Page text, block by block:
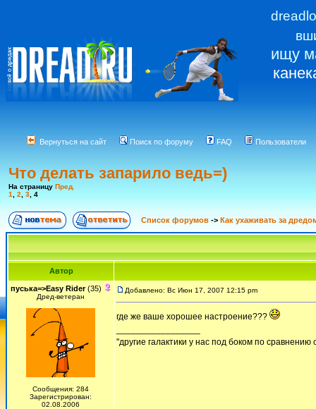
ищу
Вернуться на сайт Поиск по форуму FAQ Пользователи
Что делать запарило ведь=)
На страницу Пред.
1
2 3 4
Список форумов -> Как ухаживать за
Автор
пуськa=>Easy Rider(35)
Дред-ветеран
Сообщения: 284
Зарегистрирован:
02.08.2006
Добавлено: Вс Июн 17, 2007 12:15 pm
где же ваше хорошее настроение???
"другие галактики у нас под боком по сравнению